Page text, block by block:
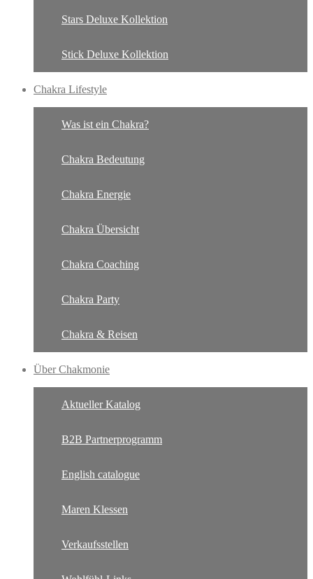
Stars Deluxe Kollektion
Stick Deluxe Kollektion
Chakra Lifestyle
Was ist ein Chakra?
Chakra Bedeutung
Chakra Energie
Chakra Übersicht
Chakra Coaching
Chakra Party
Chakra & Reisen
Über Chakmonie
Aktueller Katalog
B2B Partnerprogramm
English catalogue
Maren Klessen
Verkaufsstellen